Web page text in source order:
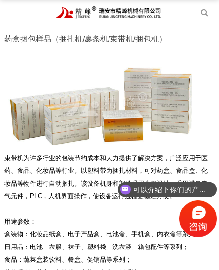
药盒捆包样品（捆扎机/裹条机/束带机/捆包机）
束带机为许多行业的包装节约成本和人力提供了解决方案，广泛应用于医
药、食品、化妆品等行业。以塑料带为捆扎材料，可对药盒、食品盒、化
妆品等物件进行自动捆扎。该设备机身和部件采用全铝设计，采用进口电
气元件，PLC，人机界面操作，使设备运行过程更稳定方便。
用途参数：
盒装物：化妆品纸盒、电子产品盒、电池盒、手机盒、内衣盒等系列；
日用品：电池、衣服、袜子、塑料袋、洗衣液、箱包配件等系列；
食品：蔬菜盒装饮料、餐盒、促销品等系列；
可以介绍下你们的产品么？